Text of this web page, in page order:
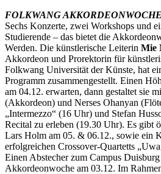
FOLKWANG
Sechs Konzerte, zwei Workshops und
Studierende – das bietet die
Werden. Die künstlerische Leiterin Mie
Akkordeon und Prorektorin für
Folkwang Universität der Künste, hat
Programm zusammengestellt. Einen
am 04.12. erwarten, dann gestaltet sie
(Akkordeon) und Nerses Ohanyan
„Intermezzo“ (16 Uhr) und Stefan
Recital zu erleben (19.30 Uhr). Es gibt
Lars Holm am 05. & 06.12., sowie ein
erfolgreichen Crossover-Quartetts
Einen Abstecher zum Campus
Akkordeonwoche am 03.12. Im